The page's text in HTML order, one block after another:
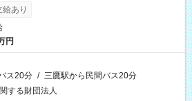
あり
円
ス20分 / 三鷹駅から民間バス20分
する財団法人